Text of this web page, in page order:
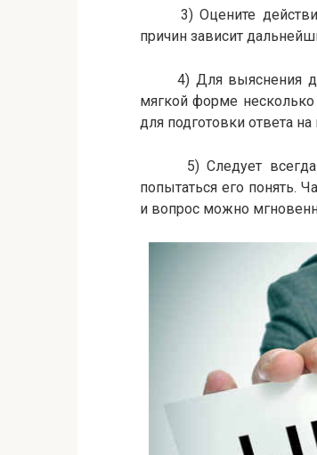
3) Оцените
причин зависит
4) Для выяснения
мягкой форме
для подготовки ответа
5) Следует всегда
попытаться его понять.
и вопрос можно